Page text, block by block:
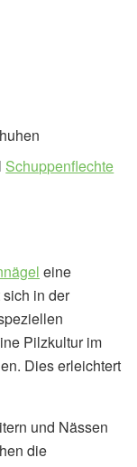
Schuppenflechte
eine
in der
Pilzkultur im
Dies erleichtert
und Nässen
die